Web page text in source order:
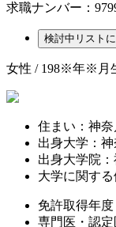
求職ナンバー：
女性 / 198※年※月
住まい： 神奈
出身大学： 神
出身大学院：
大学に関する
免許取得年度
専門医・認定